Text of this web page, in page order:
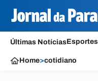
Últimas NotíciasEsportes
Home>cotidiano